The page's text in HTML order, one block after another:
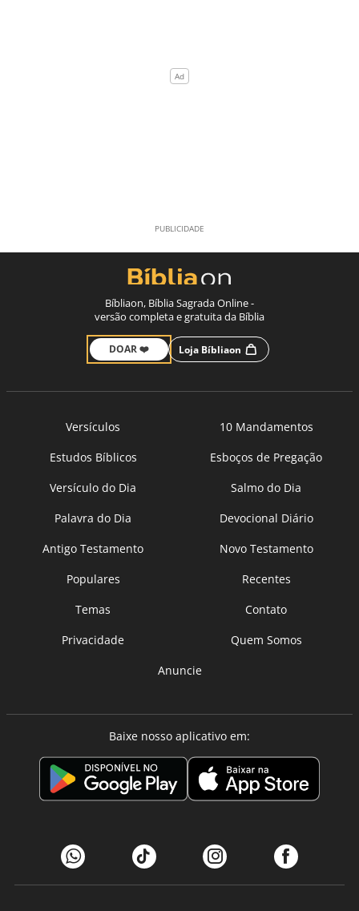
Bíbliaon, Bíblia Sagrada Online -
versão completa e gratuita da Bíblia
DOAR ❤️ Loja Bíbliaon
Versículos
10 Mandamentos
Estudos Bíblicos
Esboços de Pregação
Versículo do Dia
Salmo do Dia
Palavra do Dia
Devocional Diário
Antigo Testamento
Novo Testamento
Populares
Recentes
Temas
Contato
Privacidade
Quem Somos
Anuncie
Baixe nosso aplicativo em: